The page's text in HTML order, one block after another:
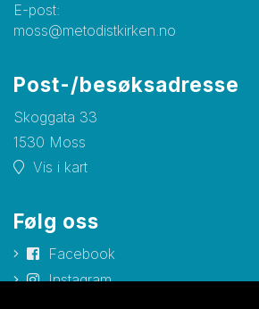
E-post:
moss@metodistkirken.no
Post-/besøksadresse
Skoggata 33
1530 Moss
Vis i kart
Følg oss
Facebook
Instagram